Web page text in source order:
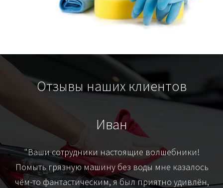
Отзывы наших клиентов
Иван
"Ваши сотрудники настоящие волшебники!
Помыть грязную машину без воды мне казалось
чём-то фантастическим, я был приятно удивлён,